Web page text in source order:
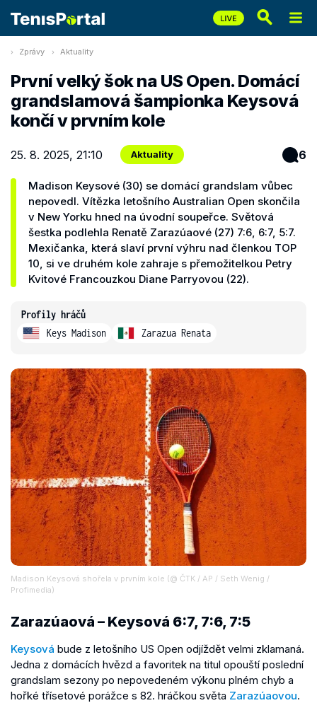
Zprávy Aktuality
První velký šok na US Open. Domácí
grandslamová šampionka Keysová
končí v prvním kole
25. 8. 2025, 21:10 Aktuality 6
Madison Keysové (30) se domácí grandslam vůbec
nepovedl. Vítězka letošního Australian Open skončila
v New Yorku hned na úvodní soupeřce. Světová
šestka podlehla Renatě Zarazúaové (27) 7:6, 6:7, 5:7.
Mexičanka, která slaví první výhru nad členkou TOP
10, si ve druhém kole zahraje s přemožitelkou Petry
Kvitové Francouzkou Diane Parryovou (22).
Profily hráčů
Keys Madison
Zarazua Renata
Madison Keysová shořela v prvním kole (@ ČTK / AP / Seth Wenig /
Profimedia)
Zarazúaová – Keysová 6:7, 7:6, 7:5
Keysová bude z letošního US Open odjíždět velmi zklamaná.
Jedna z domácích hvězd a favoritek na titul opouští poslední
grandslam sezony po nepovedeném výkonu plném chyb a
hořké třísetové porážce s 82. hráčkou světa Zarazúaovou.